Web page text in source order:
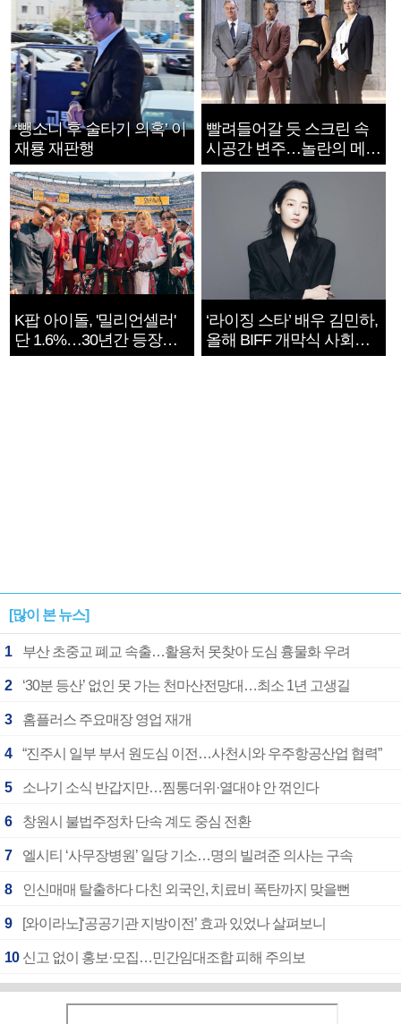
‘뺑소니 후 술타기 의혹’ 이
재룡 재판행
빨려들어갈 듯 스크린 속
시공간 변주…놀란의 메시
지는 ‘전쟁 속죄’
K팝 아이돌, '밀리언셀러'
단 1.6%…30년간 등장
1182개팀 전수조사
‘라이징 스타’ 배우 김민하,
올해 BIFF 개막식 사회자
확정
[많이 본 뉴스]
1 부산 초중교 폐교 속출…활용처 못찾아 도심 흉물화 우려
2 ‘30분 등산’ 없인 못 가는 천마산전망대…최소 1년 고생길
3 홈플러스 주요매장 영업 재개
4 “진주시 일부 부서 원도심 이전…사천시와 우주항공산업 협력”
5 소나기 소식 반갑지만…찜통더위·열대야 안 꺾인다
6 창원시 불법주정차 단속 계도 중심 전환
7 엘시티 ‘사무장병원’ 일당 기소…명의 빌려준 의사는 구속
8 인신매매 탈출하다 다친 외국인, 치료비 폭탄까지 맞을뻔
9 [와이라노]‘공공기관 지방이전’ 효과 있었나 살펴보니
10 신고 없이 홍보·모집…민간임대조합 피해 주의보